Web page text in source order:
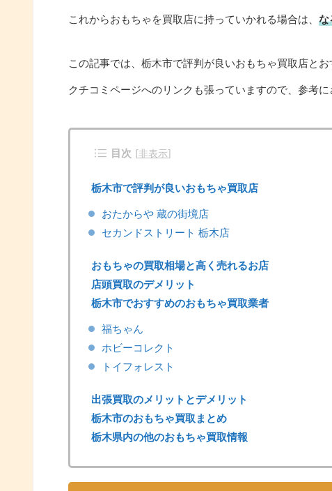
これからおもちゃを買取店に持っていかれる場合は、 な
この記事では、栃木市で評判が良いおもちゃ買取店と
クチコミページへのリンクも張っていますので、参考に
目次 [非表示]
栃木市で評判が良いおもちゃ買取店
おたからや 蔵の街境店
セカンドストリート 栃木店
おもちゃの買取相場と高く売れるお店
店頭買取のデメリット
栃木市でおすすめのおもちゃ買取業者
福ちゃん
ホビーコレクト
トイフォレスト
出張買取のメリットとデメリット
栃木市のおもちゃ買取まとめ
栃木県内の他のおもちゃ買取情報